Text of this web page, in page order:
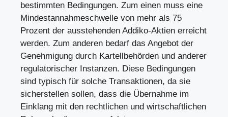
bestimmten Bedingungen. Zum einen muss eine
Mindestannahmeschwelle von mehr als 75
Prozent der ausstehenden Addiko-Aktien erreicht
werden. Zum anderen bedarf das Angebot der
Genehmigung durch Kartellbehörden und anderer
regulatorischer Instanzen. Diese Bedingungen
sind typisch für solche Transaktionen, da sie
sicherstellen sollen, dass die Übernahme im
Einklang mit den rechtlichen und wirtschaftlichen